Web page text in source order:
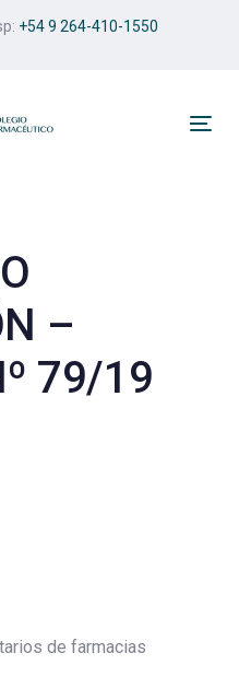
+54 9 264-410-1550
–
79/19
de farmacias